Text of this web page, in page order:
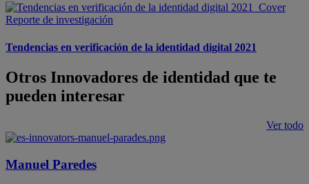
Reporte de investigación
Tendencias en verificación de la identidad digital 2021
Otros Innovadores de identidad que te
pueden interesar
Ver todo
Manuel Paredes